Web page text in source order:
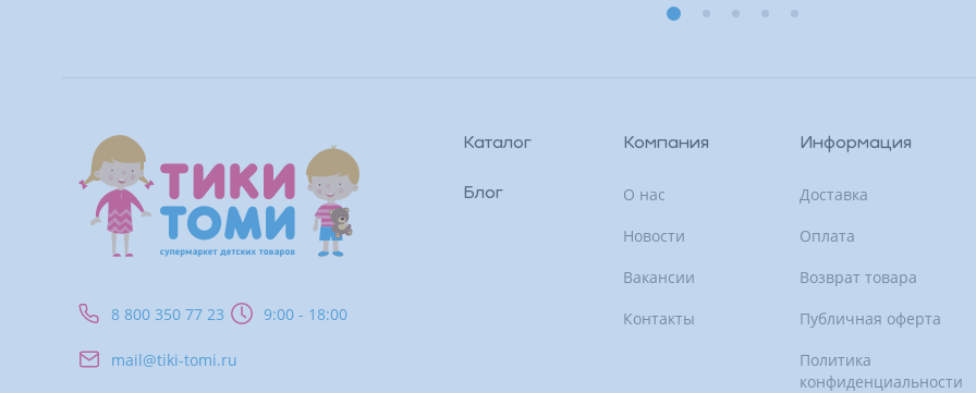
8 800 350 77 23 9:00 - 18:00
mail@tiki-tomi.ru
Каталог
Блог
Компания
О нас
Новости
Вакансии
Контакты
Информация
Доставка
Оплата
Возврат товара
Публичная оферта
Политика
конфиденциальности